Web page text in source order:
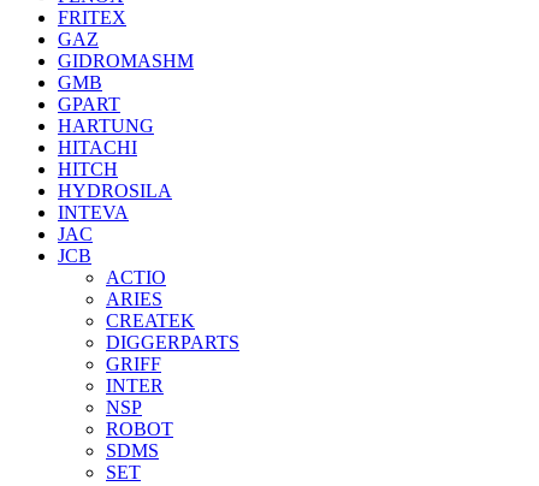
FRITEX
GAZ
GIDROMASHM
GMB
GPART
HARTUNG
HITACHI
HITCH
HYDROSILA
INTEVA
JAC
JCB
ACTIO
ARIES
CREATEK
DIGGERPARTS
GRIFF
INTER
NSP
ROBOT
SDMS
SET